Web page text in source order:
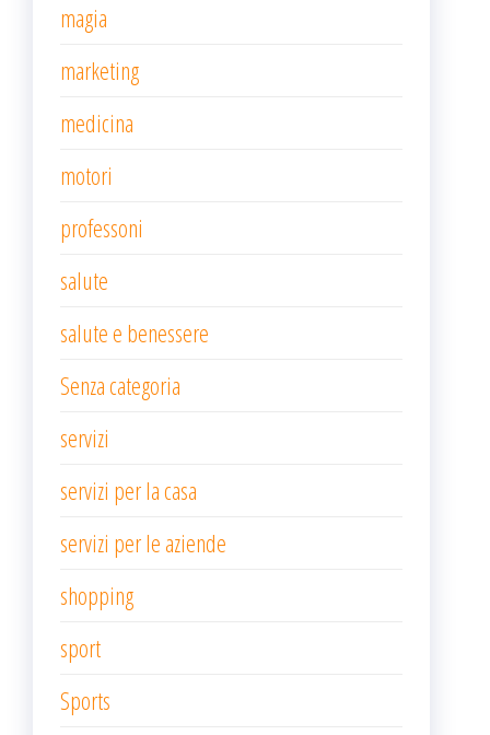
magia
marketing
medicina
motori
professoni
salute
salute e benessere
Senza categoria
servizi
servizi per la casa
servizi per le aziende
shopping
sport
Sports